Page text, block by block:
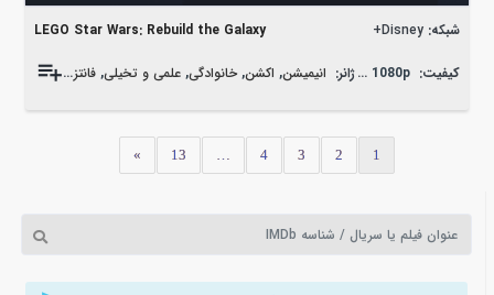
LEGO Star Wars: Rebuild the Galaxy شبکه: Disney+
کیفیت: WEB-DL 1080p ژانر: انیمیشن, اکشن,خانوادگی,علمی و تخیلی,فانتزی ,
1
2
3
4
13
»